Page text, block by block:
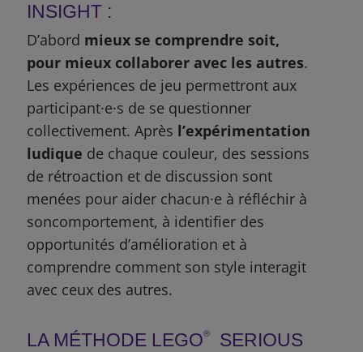
INSIGHT :
D’abord mieux se comprendre soit,
pour mieux collaborer avec les autres.
Les expériences de jeu permettront aux
participant·e·s de se questionner
collectivement. Après l’expérimentation
ludique de chaque couleur, des sessions
de rétroaction et de discussion sont
menées pour aider chacun·e à réfléchir à
soncomportement, à identifier des
opportunités d’amélioration et à
comprendre comment son style interagit
avec ceux des autres.
LA MÉTHODE LEGO®
SERIOUS